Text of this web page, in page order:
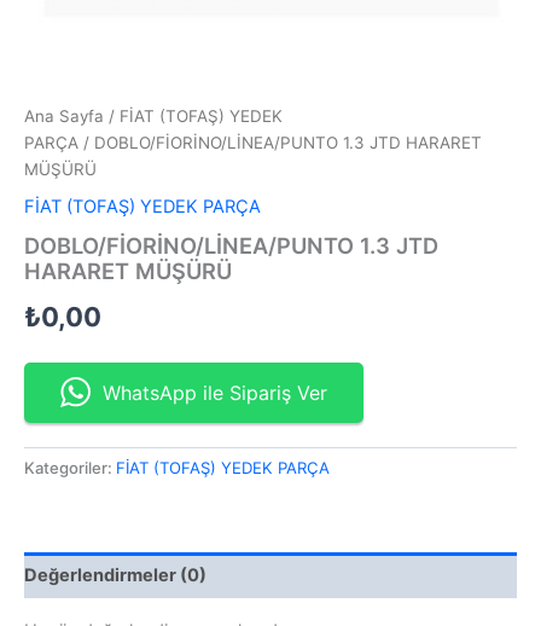
Ana Sayfa / FİAT (TOFAŞ) YEDEK
PARÇA / DOBLO/FİORİNO/LİNEA/PUNTO 1.3 JTD HARARET
MÜŞÜRÜ
FİAT (TOFAŞ) YEDEK PARÇA
DOBLO/FİORİNO/LİNEA/PUNTO 1.3 JTD
HARARET MÜŞÜRÜ
₺0,00
WhatsApp ile Sipariş Ver
Kategoriler: FİAT (TOFAŞ) YEDEK PARÇA
Değerlendirmeler (0)